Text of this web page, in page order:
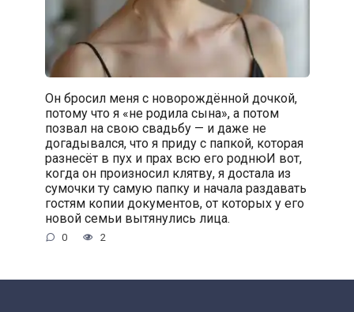
Он бросил меня с новорождённой дочкой,
потому что я «не родила сына», а потом
позвал на свою свадьбу — и даже не
догадывался, что я приду с папкой, которая
разнесёт в пух и прах всю его роднюИ вот,
когда он произносил клятву, я достала из
сумочки ту самую папку и начала раздавать
гостям копии документов, от которых у его
новой семьи вытянулись лица.
0 2